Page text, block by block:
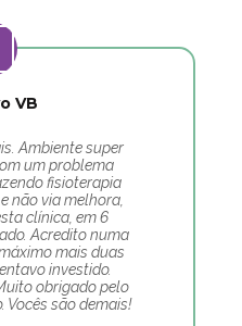
VB
Ambiente super
um problema
fisioterapia
não via melhora,
clínica, em 6
Acredito numa
mais duas
investido.
obrigado pelo
Vocês são demais!